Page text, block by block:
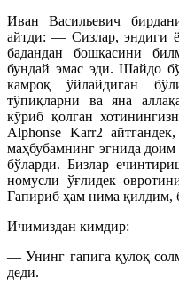
Иван Васильевич
айтди: — Сизлар, эндиги
бадандан бошқасини
бундай эмас эди. Шайдо
камроқ ўйлайдиган
тўпиқларни ва яна
кўриб қолган
Alphonse Karr2
маҳбубамнинг эгнида
бўларди. Бизлар
номусли ўғлидек
Гапириб ҳам нима қилдим,
Ичимиздан кимдир:
— Унинг гапига қулоқ
деди.